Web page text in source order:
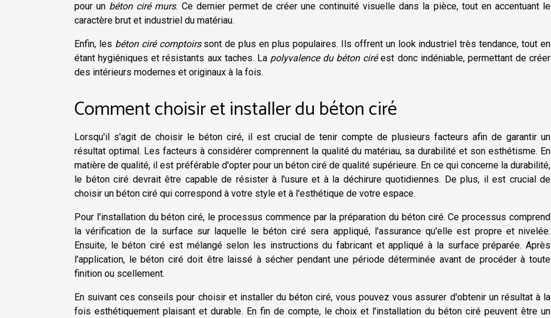
pour un béton ciré murs. Ce dernier permet de créer une continuité visuelle dans la pièce, tout en accentuant le
caractère brut et industriel du matériau.
Enfin, les béton ciré comptoirssont de plus en plus populaires. Ils offrent un look industriel très tendance, tout en
étant hygiéniques et résistants aux taches. La polyvalence du béton ciréest donc indéniable, permettant de créer
des intérieurs modernes et originaux à la fois.
Comment choisir et installer du béton ciré
Lorsqu'il s'agit de choisir le béton ciré, il est crucial de tenir compte de plusieurs facteurs afin de garantir un
résultat optimal. Les facteurs à considérer comprennent la qualité du matériau, sa durabilité et son esthétisme. En
matière de qualité, il est préférable d'opter pour un béton ciré de qualité supérieure. En ce qui concerne la durabilité,
le béton ciré devrait être capable de résister à l'usure et à la déchirure quotidiennes. De plus, il est crucial de
choisir un béton ciré qui correspond à votre style et à l'esthétique de votre espace.
Pour l'installation du béton ciré, le processus commence par la préparation du béton ciré. Ce processus comprend
la vérification de la surface sur laquelle le béton ciré sera appliqué, l'assurance qu'elle est propre et nivelée.
Ensuite, le béton ciré est mélangé selon les instructions du fabricant et appliqué à la surface préparée. Après
l'application, le béton ciré doit être laissé à sécher pendant une période déterminée avant de procéder à toute
finition ou scellement.
En suivant ces conseils pour choisir et installer du béton ciré, vous pouvez vous assurer d'obtenir un résultat à la
fois esthétiquement plaisant et durable. En fin de compte, le choix et l'installation du béton ciré peuvent être un